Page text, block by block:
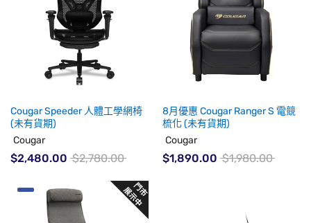
Cougar Speeder 人體工學網椅
(未有貨期)
Cougar
$2,480.00 $2,780.00
8月優惠 Cougar Ranger S 電競
梳化 (未有貨期)
Cougar
$1,890.00 $1,980.00